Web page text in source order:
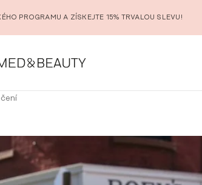
PROGRAMU A ZÍSKEJTE 15% TRVALOU SLEVU!